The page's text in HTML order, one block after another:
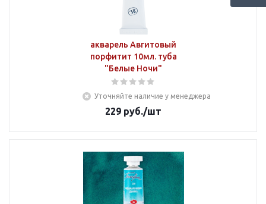
акварель Авгитовый
порфитит 10мл. туба
"Белые Ночи"
Уточняйте наличие у менеджера
229 руб./шт